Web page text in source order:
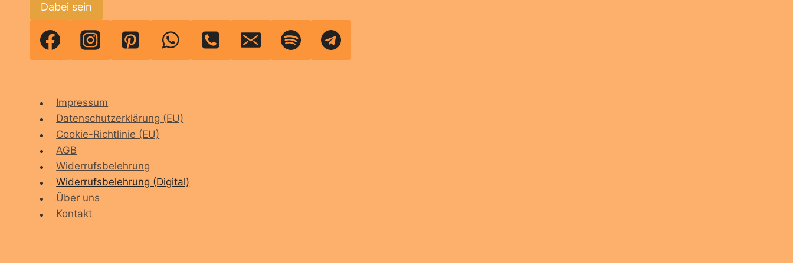
Dabei sein
Impressum
Datenschutzerklärung (EU)
Cookie-Richtlinie (EU)
AGB
Widerrufsbelehrung
Widerrufsbelehrung (Digital)
Über uns
Kontakt